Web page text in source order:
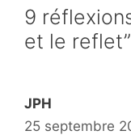
9
et le reflet”
JPH
25 septembre